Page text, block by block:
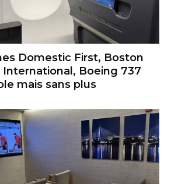
Domestic First, Boston
International, Boeing 737
mais sans plus